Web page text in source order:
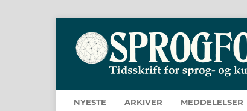
NYESTE ARKIVER MEDDELELSER